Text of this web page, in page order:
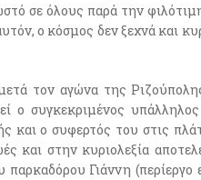
σε όλους παρά την
ο κόσμος δεν ξεχνά και
τον αγώνα της
ο συγκεκριμένος
και ο συφερτός του στις
και στην κυριολεξία
Γιάννη (περίεργο